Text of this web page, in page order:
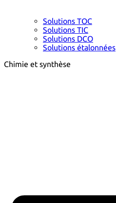
Solutions TOC
Solutions TIC
Solutions DCO
Solutions étalonnées
Chimie et synthèse